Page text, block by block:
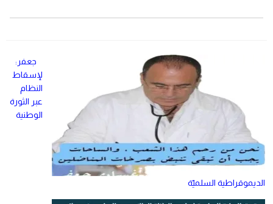
جعفر:
لإسقاط
النظام
عبر الثورة
الوطنية
الديموقراطية السلميّة